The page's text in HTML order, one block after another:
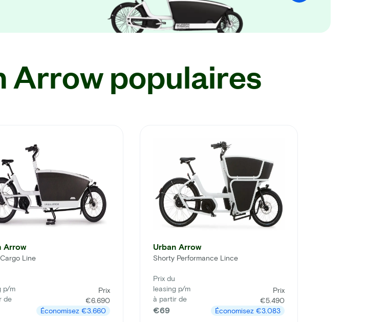
Arrow populaires
Arrow
Line
p/m
de
Prix
€6.690
Économisez €3.660
Urban Arrow
Shorty Performance Lince
Prix du
leasing p/m
à partir de
€69
Prix
€5.490
Économisez €3.083